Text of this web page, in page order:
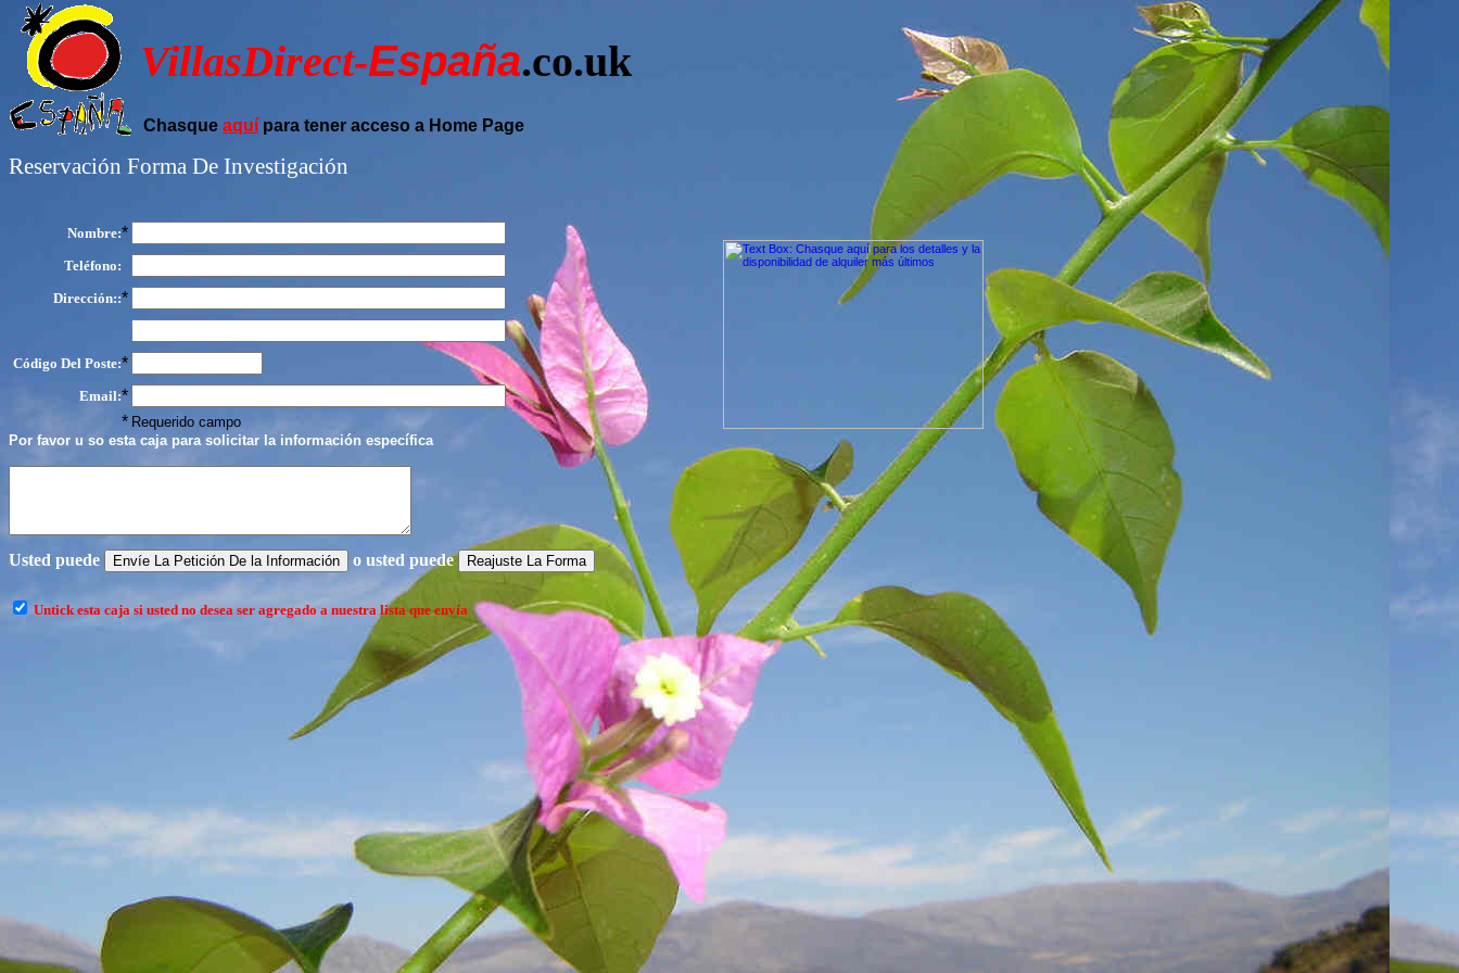
Chasque aquí para tener acceso a Home Page
VillasDirect-España.co.uk
Reservación Forma De Investigación
Nombre:*
Teléfono:
Dirección::*
Código Del Poste:*
Email:*
* Requerido campo
Por favor u so esta caja para solicitar la información específica
Usted puede o usted puede
Untick esta caja si usted no desea ser agregado a nuestra lista que envía